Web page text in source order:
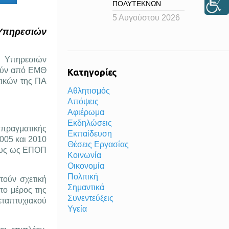
Υπηρεσιών
από ΕΜΘ
της ΠΑ
και 2010
ως ΕΠΟΠ
σχετική
μέρος της
ΠΟΛΥΤΕΚΝΩΝ
5 Αυγούστου 2026
Κατηγορίες
Αθλητισμός
Απόψεις
Αφιέρωμα
Εκδηλώσεις
Εκπαίδευση
Θέσεις Εργασίας
Κοινωνία
Οικονομία
Πολιτική
Σημαντικά
Συνεντεύξεις
Υγεία